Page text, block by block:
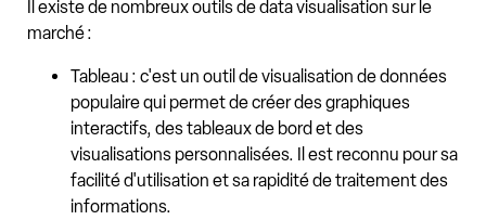
Il existe de nombreux outils de data visualisation sur le
marché :
Tableau : c'est un outil de visualisation de données
populaire qui permet de créer des graphiques
interactifs, des tableaux de bord et des
visualisations personnalisées. Il est reconnu pour sa
facilité d'utilisation et sa rapidité de traitement des
informations.